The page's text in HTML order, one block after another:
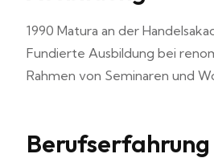
1990 Matura an der
Fundierte Ausbildung bei
Rahmen von Seminaren und
Berufserfahrung